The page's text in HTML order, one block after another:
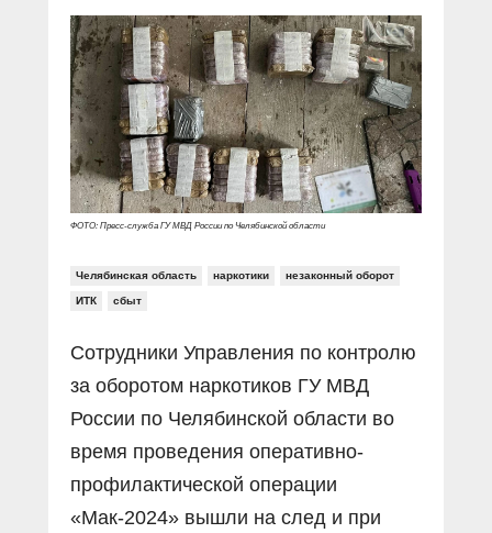
Документальные фильмы
В знании сила
Специальный репортаж
КиберПОСТОВОЙ
Газета «Щит и меч»
Журнал «Полиция России»
О ПОРТАЛЕ
Контакты
Вакансии
ФОТО: Пресс-служба ГУ МВД России по Челябинской области
Челябинская область наркотики незаконный оборот
ИТК сбыт
Сотрудники Управления по контролю
за оборотом наркотиков ГУ МВД
России по Челябинской области во
время проведения оперативно-
профилактической операции
«Мак-2024» вышли на след и при